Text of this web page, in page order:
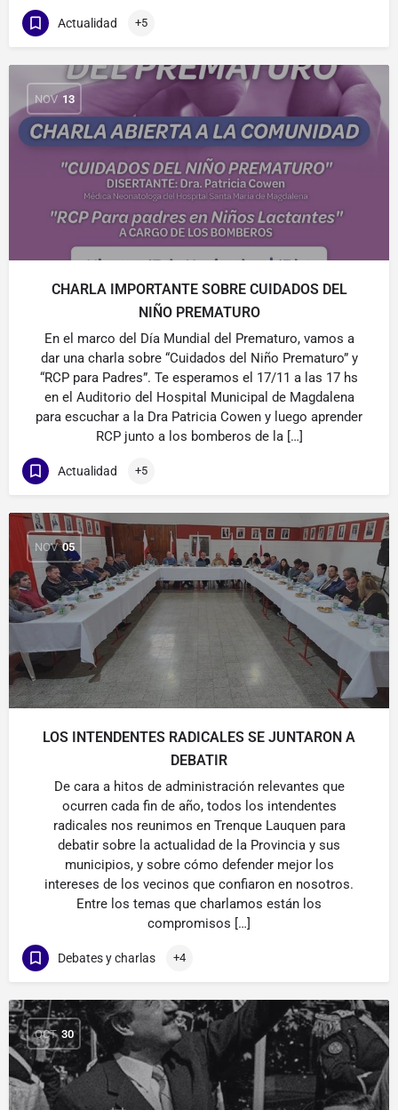
Actualidad +5
NOV 13
CHARLA IMPORTANTE SOBRE CUIDADOS DEL
NIÑO PREMATURO
En el marco del Día Mundial del Prematuro, vamos a
dar una charla sobre “Cuidados del Niño Prematuro” y
“RCP para Padres”. Te esperamos el 17/11 a las 17 hs
en el Auditorio del Hospital Municipal de Magdalena
para escuchar a la Dra Patricia Cowen y luego aprender
RCP junto a los bomberos de la […]
Actualidad +5
NOV 05
LOS INTENDENTES RADICALES SE JUNTARON A
DEBATIR
De cara a hitos de administración relevantes que
ocurren cada fin de año, todos los intendentes
radicales nos reunimos en Trenque Lauquen para
debatir sobre la actualidad de la Provincia y sus
municipios, y sobre cómo defender mejor los
intereses de los vecinos que confiaron en nosotros.
Entre los temas que charlamos están los
compromisos […]
Debates y charlas +4
OCT 30